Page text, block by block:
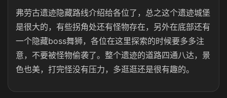
弗劳古遗迹隐藏路线介绍给各位了，总之这个遗迹城堡
是很大的，有些拐角处还有怪物存在，另外在底部还有
一个隐藏boss舞狮，各位在这里探索的时候要多多注
意，不要被怪物偷袭了。整个遗迹的道路四通八达，景
色也美，打完怪没有压力，多逛逛还是很有趣的。